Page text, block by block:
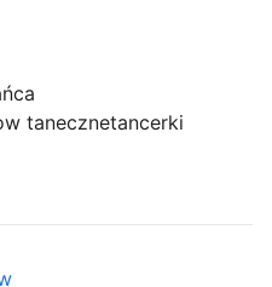
tanecznetancerki